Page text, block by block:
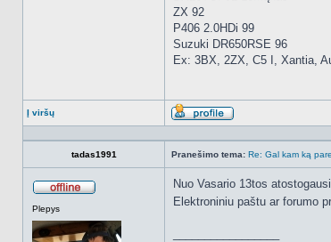
ZX 92
P406 2.0HDi 99
Suzuki DR650RSE 96
Ex: 3BX, 2ZX, C5 I, Xantia,
Į viršų
Aprašymas
tadas1991
Pranešimo tema: Re: Gal kam ką
Plepys
Nuo Vasario 13tos
Elektroniniu paštu ar forumo